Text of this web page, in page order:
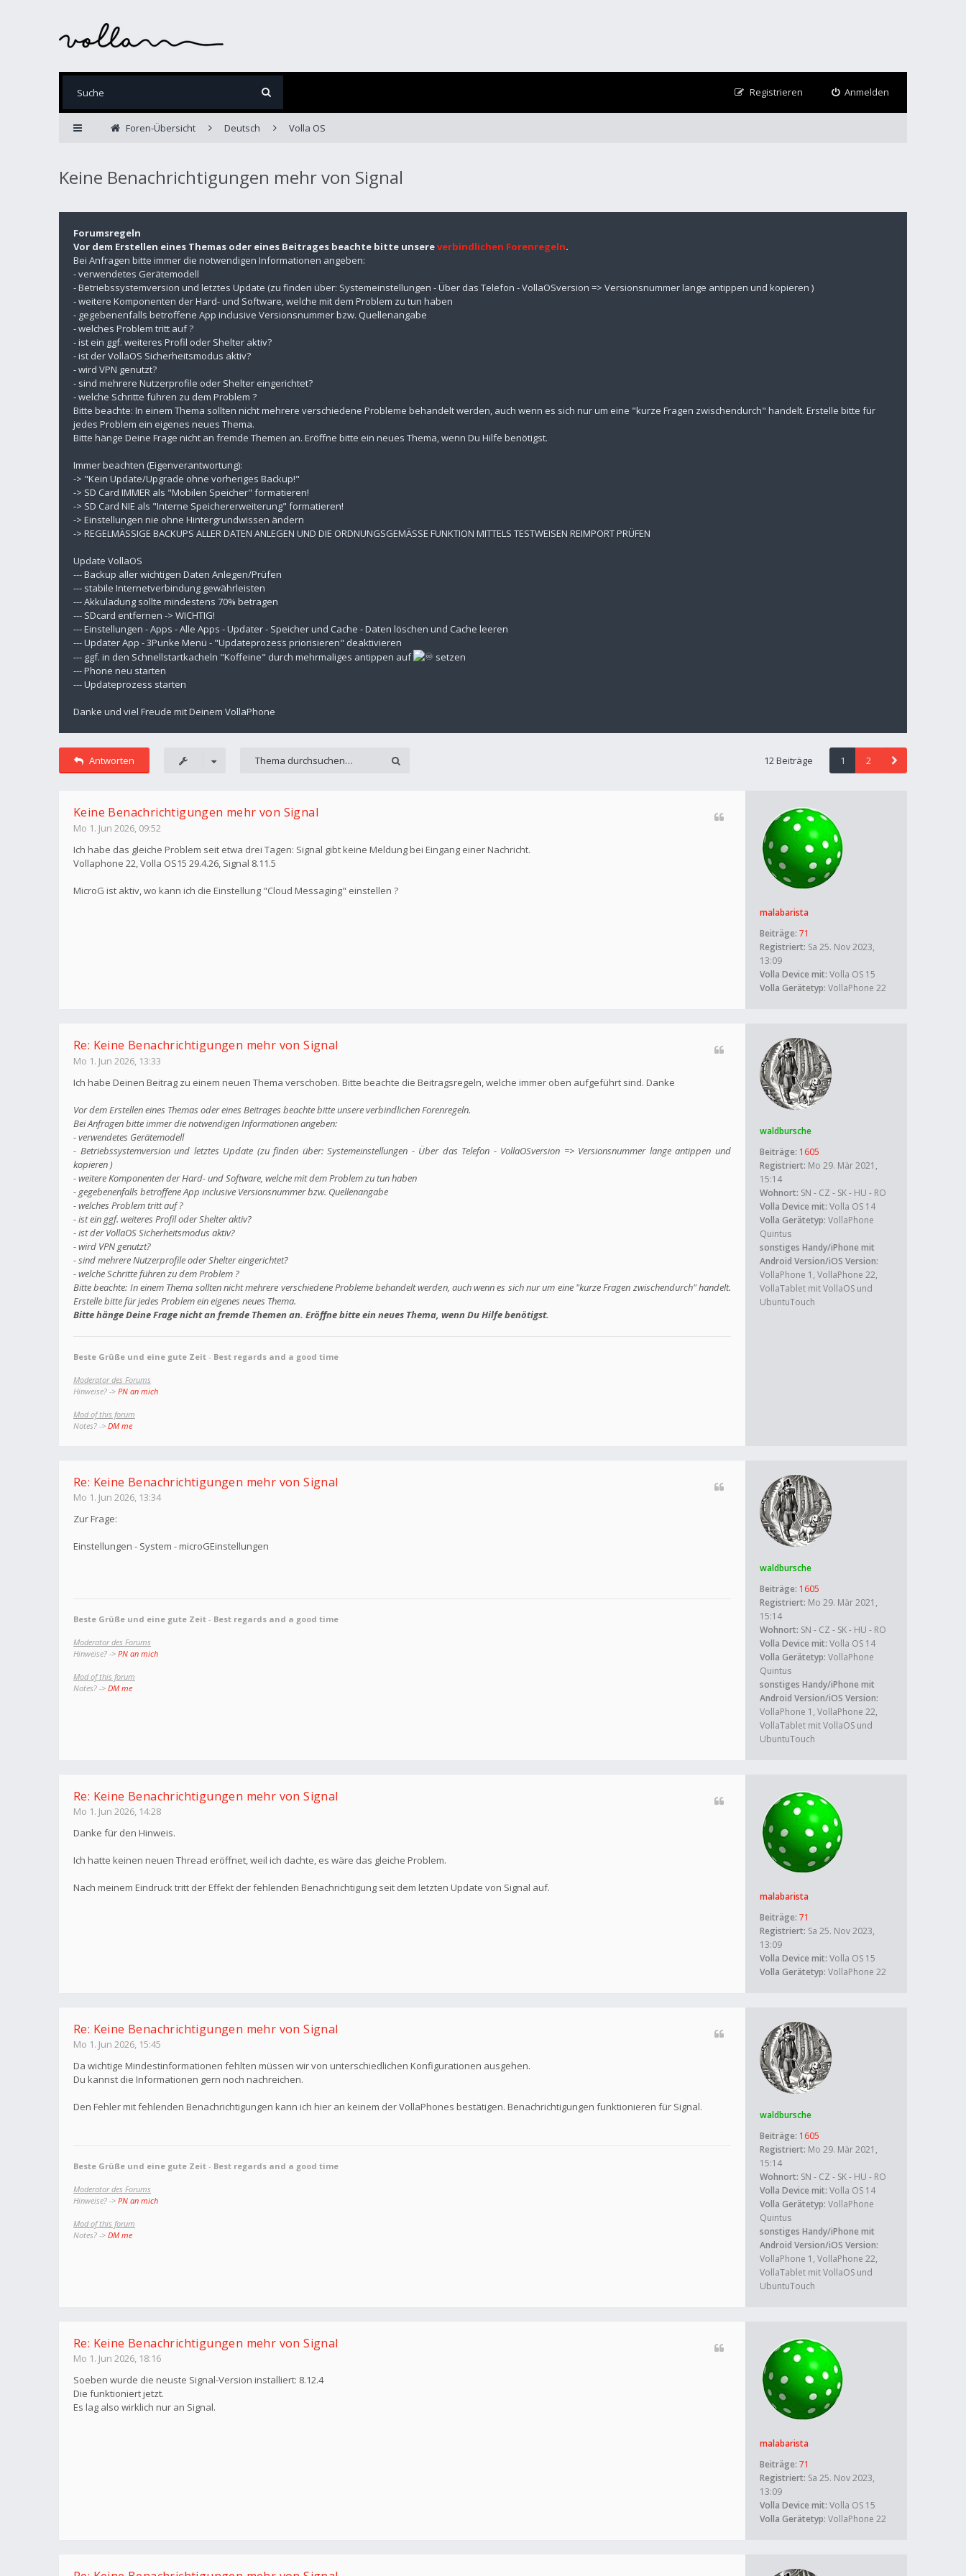
Anmelden
Registrieren
Foren-Übersicht Deutsch Volla OS
Keine Benachrichtigungen mehr von Signal
Forumsregeln
Vor dem Erstellen eines Themas oder eines Beitrages beachte bitte unsereverbindlichen Forenregeln.
Bei Anfragen bitte immer die notwendigen Informationen angeben:
- verwendetes Gerätemodell
- Betriebssystemversion und letztes Update (zu finden über: Systemeinstellungen - Über das Telefon - VollaOSversion => Versionsnummer lange antippen und kopieren )
- weitere Komponenten der Hard- und Software, welche mit dem Problem zu tun haben
- gegebenenfalls betroffene App inclusive Versionsnummer bzw. Quellenangabe
- welches Problem tritt auf ?
- ist ein ggf. weiteres Profil oder Shelter aktiv?
- ist der VollaOS Sicherheitsmodus aktiv?
- wird VPN genutzt?
- sind mehrere Nutzerprofile oder Shelter eingerichtet?
- welche Schritte führen zu dem Problem ?
Bitte beachte: In einem Thema sollten nicht mehrere verschiedene Probleme behandelt werden, auch wenn es sich nur um eine "kurze Fragen zwischendurch" handelt. Erstelle bitte für
jedes Problem ein eigenes neues Thema.
Bitte hänge Deine Frage nicht an fremde Themen an. Eröffne bitte ein neues Thema, wenn Du Hilfe benötigst.
Immer beachten (Eigenverantwortung):
-> "Kein Update/Upgrade ohne vorheriges Backup!"
-> SD Card IMMER als "Mobilen Speicher" formatieren!
-> SD Card NIE als "Interne Speichererweiterung" formatieren!
-> Einstellungen nie ohne Hintergrundwissen ändern
-> REGELMÄSSIGE BACKUPS ALLER DATEN ANLEGEN UND DIE ORDNUNGSGEMÄSSE FUNKTION MITTELS TESTWEISEN REIMPORT PRÜFEN
Update VollaOS
--- Backup aller wichtigen Daten Anlegen/Prüfen
--- stabile Internetverbindung gewährleisten
--- Akkuladung sollte mindestens 70% betragen
--- SDcard entfernen -> WICHTIG!
--- Einstellungen - Apps - Alle Apps - Updater - Speicher und Cache - Daten löschen und Cache leeren
--- Updater App - 3Punke Menü - "Updateprozess priorisieren" deaktivieren
--- ggf. in den Schnellstartkacheln "Koffeine" durch mehrmaliges antippen auf
setzen
--- Phone neu starten
--- Updateprozess starten
Danke und viel Freude mit Deinem VollaPhone
Antworten 12 Beiträge 1 2
malabarista
Beiträge: 71
Registriert: Sa 25. Nov 2023,
13:09
Volla Device mit: Volla OS 15
Volla Gerätetyp: VollaPhone 22
Keine Benachrichtigungen mehr von Signal
Mo 1. Jun 2026, 09:52
Ich habe das gleiche Problem seit etwa drei Tagen: Signal gibt keine Meldung bei Eingang einer Nachricht.
Vollaphone 22, Volla OS15 29.4.26, Signal 8.11.5
MicroG ist aktiv, wo kann ich die Einstellung "Cloud Messaging" einstellen ?
waldbursche
Beiträge: 1605
Registriert: Mo 29. Mär 2021,
15:14
Wohnort: SN - CZ - SK - HU - RO
Volla Device mit: Volla OS 14
Volla Gerätetyp: VollaPhone
Quintus
sonstiges Handy/iPhone mit
Android Version/iOS Version:
VollaPhone 1, VollaPhone 22,
VollaTablet mit VollaOS und
UbuntuTouch
Re: Keine Benachrichtigungen mehr von Signal
Mo 1. Jun 2026, 13:33
Ich habe Deinen Beitrag zu einem neuen Thema verschoben. Bitte beachte die Beitragsregeln, welche immer oben aufgeführt sind. Danke
Vor dem Erstellen eines Themas oder eines Beitrages beachte bitte unsere verbindlichen Forenregeln.
Bei Anfragen bitte immer die notwendigen Informationen angeben:
- verwendetes Gerätemodell
- Betriebssystemversion und letztes Update (zu finden über: Systemeinstellungen - Über das Telefon - VollaOSversion => Versionsnummer lange antippen und
kopieren )
- weitere Komponenten der Hard- und Software, welche mit dem Problem zu tun haben
- gegebenenfalls betroffene App inclusive Versionsnummer bzw. Quellenangabe
- welches Problem tritt auf ?
- ist ein ggf. weiteres Profil oder Shelter aktiv?
- ist der VollaOS Sicherheitsmodus aktiv?
- wird VPN genutzt?
- sind mehrere Nutzerprofile oder Shelter eingerichtet?
- welche Schritte führen zu dem Problem ?
Bitte beachte: In einem Thema sollten nicht mehrere verschiedene Probleme behandelt werden, auch wenn es sich nur um eine "kurze Fragen zwischendurch" handelt.
Erstelle bitte für jedes Problem ein eigenes neues Thema.
Bitte hänge Deine Frage nicht an fremde Themen an. Eröffne bitte ein neues Thema, wenn Du Hilfe benötigst.
Beste Grüße und eine gute Zeit - Best regards and a good time
Moderator des Forums
Hinweise? -> PN an mich
Mod of this forum
Notes? -> DM me
waldbursche
Beiträge: 1605
Registriert: Mo 29. Mär 2021,
15:14
Wohnort: SN - CZ - SK - HU - RO
Volla Device mit: Volla OS 14
Volla Gerätetyp: VollaPhone
Quintus
sonstiges Handy/iPhone mit
Android Version/iOS Version:
VollaPhone 1, VollaPhone 22,
VollaTablet mit VollaOS und
UbuntuTouch
Re: Keine Benachrichtigungen mehr von Signal
Mo 1. Jun 2026, 13:34
Zur Frage:
Einstellungen - System - microGEinstellungen
Beste Grüße und eine gute Zeit - Best regards and a good time
Moderator des Forums
Hinweise? -> PN an mich
Mod of this forum
Notes? -> DM me
malabarista
Beiträge: 71
Registriert: Sa 25. Nov 2023,
13:09
Volla Device mit: Volla OS 15
Volla Gerätetyp: VollaPhone 22
Re: Keine Benachrichtigungen mehr von Signal
Mo 1. Jun 2026, 14:28
Danke für den Hinweis.
Ich hatte keinen neuen Thread eröffnet, weil ich dachte, es wäre das gleiche Problem.
Nach meinem Eindruck tritt der Effekt der fehlenden Benachrichtigung seit dem letzten Update von Signal auf.
waldbursche
Beiträge: 1605
Registriert: Mo 29. Mär 2021,
15:14
Wohnort: SN - CZ - SK - HU - RO
Volla Device mit: Volla OS 14
Volla Gerätetyp: VollaPhone
Quintus
sonstiges Handy/iPhone mit
Android Version/iOS Version:
VollaPhone 1, VollaPhone 22,
VollaTablet mit VollaOS und
UbuntuTouch
Re: Keine Benachrichtigungen mehr von Signal
Mo 1. Jun 2026, 15:45
Da wichtige Mindestinformationen fehlten müssen wir von unterschiedlichen Konfigurationen ausgehen.
Du kannst die Informationen gern noch nachreichen.
Den Fehler mit fehlenden Benachrichtigungen kann ich hier an keinem der VollaPhones bestätigen. Benachrichtigungen funktionieren für Signal.
Beste Grüße und eine gute Zeit - Best regards and a good time
Moderator des Forums
Hinweise? -> PN an mich
Mod of this forum
Notes? -> DM me
malabarista
Beiträge: 71
Registriert: Sa 25. Nov 2023,
13:09
Volla Device mit: Volla OS 15
Volla Gerätetyp: VollaPhone 22
Re: Keine Benachrichtigungen mehr von Signal
Mo 1. Jun 2026, 18:16
Soeben wurde die neuste Signal-Version installiert: 8.12.4
Die funktioniert jetzt.
Es lag also wirklich nur an Signal.